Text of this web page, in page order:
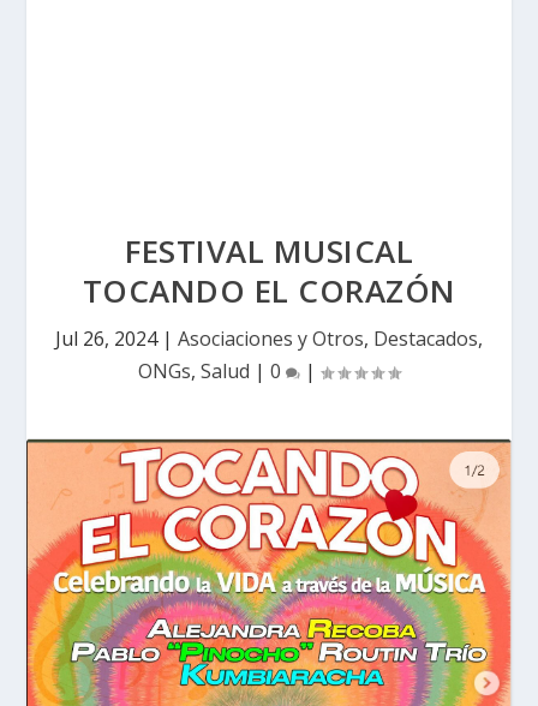
FESTIVAL MUSICAL
TOCANDO EL CORAZÓN
Jul 26, 2024| Asociaciones y Otros, Destacados,
ONGs, Salud | 0 |